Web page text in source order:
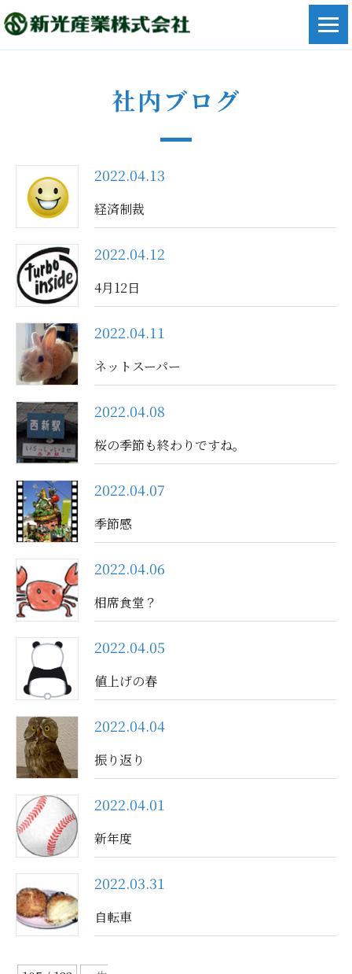
社内ブログ
2022.04.13
経済制裁
2022.04.12
4月12日
2022.04.11
ネットスーパー
2022.04.08
桜の季節も終わりですね。
2022.04.07
季節感
2022.04.06
相席食堂？
2022.04.05
値上げの春
2022.04.04
振り返り
2022.04.01
新年度
2022.03.31
自転車